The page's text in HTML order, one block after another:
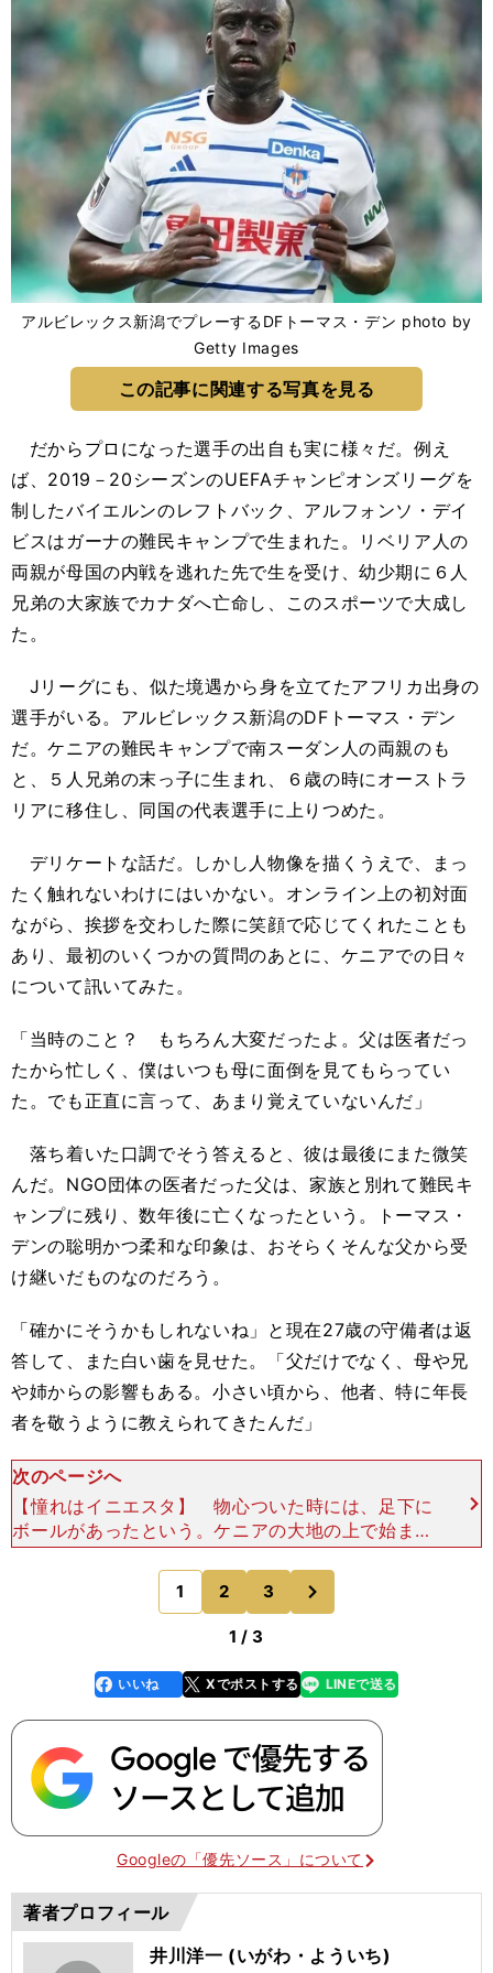
アルビレックス新潟でプレーするDFトーマス・デン photo by
Getty Images
この記事に関連する写真を見る
だからプロになった選手の出自も実に様々だ。例え
ば、2019－20シーズンのUEFAチャンピオンズリーグを
制したバイエルンのレフトバック、アルフォンソ・デイ
ビスはガーナの難民キャンプで生まれた。リベリア人の
両親が母国の内戦を逃れた先で生を受け、幼少期に６人
兄弟の大家族でカナダへ亡命し、このスポーツで大成し
た。
Jリーグにも、似た境遇から身を立てたアフリカ出身の
選手がいる。アルビレックス新潟のDFトーマス・デン
だ。ケニアの難民キャンプで南スーダン人の両親のも
と、５人兄弟の末っ子に生まれ、６歳の時にオーストラ
リアに移住し、同国の代表選手に上りつめた。
デリケートな話だ。しかし人物像を描くうえで、まっ
たく触れないわけにはいかない。オンライン上の初対面
ながら、挨拶を交わした際に笑顔で応じてくれたことも
あり、最初のいくつかの質問のあとに、ケニアでの日々
について訊いてみた。
「当時のこと？ もちろん大変だったよ。父は医者だっ
たから忙しく、僕はいつも母に面倒を見てもらってい
た。でも正直に言って、あまり覚えていないんだ」
落ち着いた口調でそう答えると、彼は最後にまた微笑
んだ。NGO団体の医者だった父は、家族と別れて難民キ
ャンプに残り、数年後に亡くなったという。トーマス・
デンの聡明かつ柔和な印象は、おそらくそんな父から受
け継いだものなのだろう。
「確かにそうかもしれないね」と現在27歳の守備者は返
答して、また白い歯を見せた。「父だけでなく、母や兄
や姉からの影響もある。小さい頃から、他者、特に年長
者を敬うように教えられてきたんだ」
次のページへ
【憧れはイニエスタ】 物心ついた時には、足下に
ボールがあったという。ケニアの大地の上で始まっ
た兄たちと球を追う日々は、オーストラリアに移っ
てからも続いた。そして７歳の時に、兄のピーター
（元南スーダン
1 2 3
1 / 3
faceboo
k
いいね Xでポストする
line LINEで送る
Googleの「優先ソース」について
著者プロフィール
井川洋一 (いがわ・よういち)